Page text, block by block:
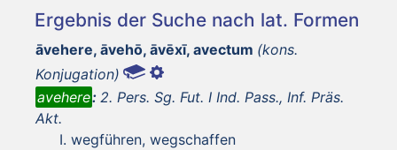
Ergebnis der Suche nach lat. Formen
āvehere, āvehō, āvēxī, avectum (kons.
Konjugation)
avehere: 2. Pers. Sg. Fut. I Ind. Pass., Inf. Präs.
Akt.
wegführen, wegschaffen